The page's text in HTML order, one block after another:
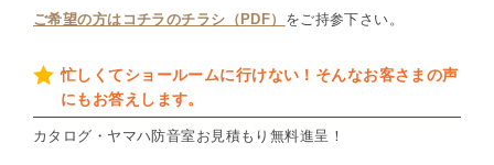
ご希望の方はコチラのチラシ（PDF） をご持参下さい。
忙しくてショールームに行けない！そんなお客さまの声
にもお答えします。
カタログ・ヤマハ防音室お見積もり無料進呈！